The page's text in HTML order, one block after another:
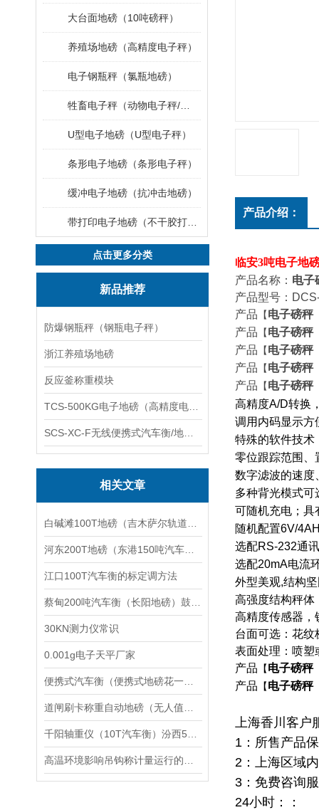
大台面地磅（10吨磅秤）
养殖场地磅（高精度电子秤）
电子钢瓶秤（氯瓶地磅）
U型电子地磅（U型电子秤）
条形电子地磅（条形电子秤）
缓冲电子地磅（抗冲击地磅）
点击更多分类
新品推荐
防爆钢瓶秤（钢瓶电子秤）
浙江养殖场地磅
反应釜称重模块
相关文章
江口100T汽车衡的标定调方法
30KN测力仪常识
0.001g电子天平厂家
产品介绍：
临安3吨电子地
产品名称： 电子
产品型号：
产品 【 电子磅秤
产品 【 电子磅秤
产品 【 电子磅秤
产品 【 电子磅秤
产品 【 电子磅秤
高精度A/D转换
调用内码显示方
特殊的软件技术
零位跟踪范围、
数字滤波的速度
多种背光模式可
可随机充电；具
随机配置6V/
选配RS-232通
选配20mA电流
外型美观,结构
高强度结构秤体
高精度传感器，
台面可选：花纹
表面处理：喷塑
产品 【 电子磅秤
产品 【 电子磅秤
上海香川客户
1 ：所售产品
2 ：上海区域
3 ：免费咨询
24小时：
：